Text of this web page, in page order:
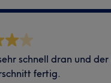
schnell dran und
fertig.